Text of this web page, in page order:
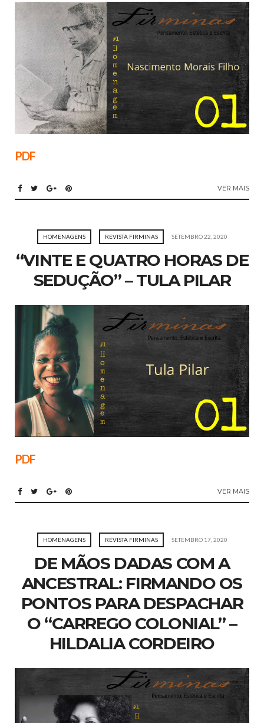
PDF
VER MAIS
HOMENAGENS REVISTA FIRMINAS SETEMBRO 22, 2020
“VINTE E QUATRO HORAS DE
SEDUÇÃO” – TULA PILAR
PDF
VER MAIS
HOMENAGENS REVISTA FIRMINAS SETEMBRO 17, 2020
DE MÃOS DADAS COM A
ANCESTRAL: FIRMANDO OS
PONTOS PARA DESPACHAR
O “CARREGO COLONIAL” –
HILDALIA CORDEIRO